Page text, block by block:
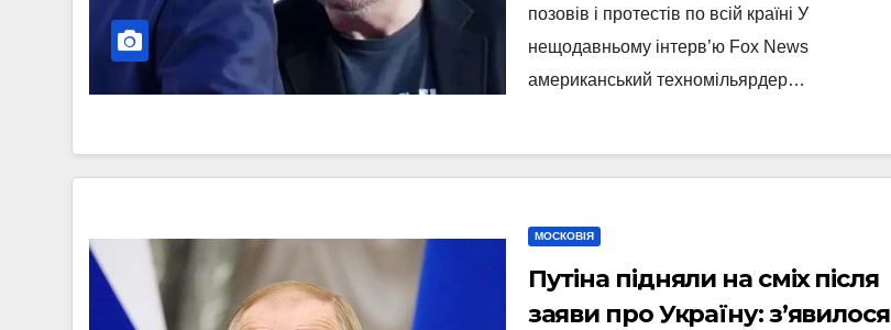
позовів і протестів по всій країні У
нещодавньому інтерв’ю Fox News
американський техномільярдер…
МОСКОВІЯ
Путіна підняли на сміх після
заяви про Україну: з’явилося